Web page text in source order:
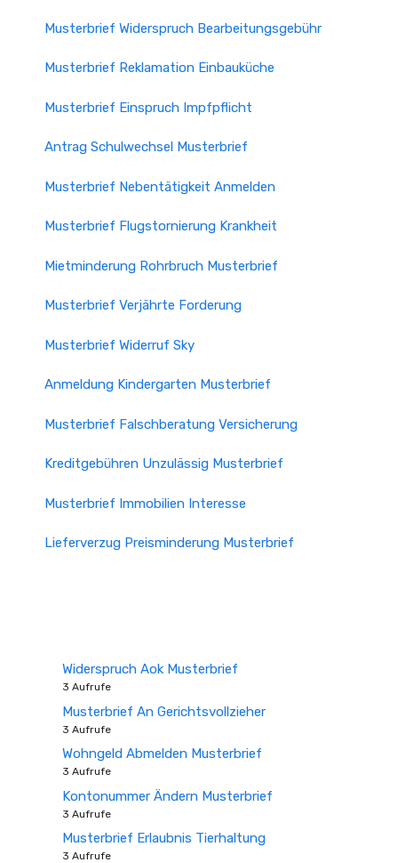
Musterbrief Widerspruch Bearbeitungsgebühr
Musterbrief Reklamation Einbauküche
Musterbrief Einspruch Impfpflicht
Antrag Schulwechsel Musterbrief
Musterbrief Nebentätigkeit Anmelden
Musterbrief Flugstornierung Krankheit
Mietminderung Rohrbruch Musterbrief
Musterbrief Verjährte Forderung
Musterbrief Widerruf Sky
Anmeldung Kindergarten Musterbrief
Musterbrief Falschberatung Versicherung
Kreditgebühren Unzulässig Musterbrief
Musterbrief Immobilien Interesse
Lieferverzug Preisminderung Musterbrief
Widerspruch Aok Musterbrief
3 Aufrufe
Musterbrief An Gerichtsvollzieher
3 Aufrufe
Wohngeld Abmelden Musterbrief
3 Aufrufe
Kontonummer Ändern Musterbrief
3 Aufrufe
Musterbrief Erlaubnis Tierhaltung
3 Aufrufe